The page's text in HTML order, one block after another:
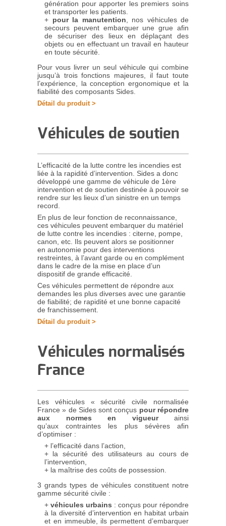
génération pour apporter les premiers soins
et transporter les patients.
pour la manutention, nos véhicules de
secours peuvent embarquer une grue afin
de sécuriser des lieux en déplaçant des
objets ou en effectuant un travail en hauteur
en toute sécurité.
Pour vous livrer un seul véhicule qui combine
jusqu’à trois fonctions majeures, il faut toute
l’expérience, la conception ergonomique et la
fiabilité des composants Sides.
Détail du produit >
Véhicules de soutien
L’efficacité de la lutte contre les incendies est
liée à la rapidité d’intervention. Sides a donc
développé une gamme de véhicule de 1ère
intervention et de soutien destinée à pouvoir se
rendre sur les lieux d’un sinistre en un temps
record.
En plus de leur fonction de reconnaissance,
ces véhicules peuvent embarquer du matériel
de lutte contre les incendies : citerne, pompe,
canon, etc. Ils peuvent alors se positionner
en autonomie pour des interventions
restreintes, à l’avant garde ou en complément
dans le cadre de la mise en place d’un
dispositif de grande efficacité.
Ces véhicules permettent de répondre aux
demandes les plus diverses avec une garantie
de fiabilité; de rapidité et une bonne capacité
de franchissement.
Détail du produit >
Véhicules normalisés
France
Les véhicules « sécurité civile normalisée
France » de Sides sont conçus pour répondre
aux normes en vigueurainsi
qu’aux contraintes les plus sévères afin
d’optimiser :
l’efficacité dans l’action,
la sécurité des utilisateurs au cours de
l’intervention,
la maîtrise des coûts de possession.
3 grands types de véhicules constituent notre
gamme sécurité civile :
véhicules urbains : conçus pour répondre
à la diversité d’intervention en habitat urbain
et en immeuble, ils permettent d’embarquer